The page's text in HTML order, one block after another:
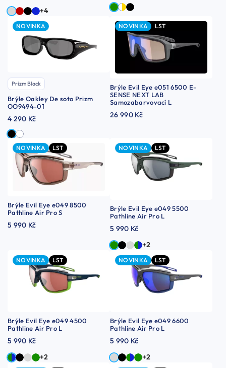
+4
NOVINKA
Prizm Black
Brýle Oakley De soto Prizm
OO9494-01
4 290 Kč
NOVINKA LST
Brýle Evil Eye e051 6500 E-
SENSE NEXT LAB
Samozabarvovací L
26 990 Kč
NOVINKA LST
Brýle Evil Eye e049 8500
Pathline Air Pro S
5 990 Kč
NOVINKA LST
Brýle Evil Eye e049 5500
Pathline Air Pro L
5 990 Kč
+2
NOVINKA LST
Brýle Evil Eye e049 4500
Pathline Air Pro L
5 990 Kč
+2
NOVINKA LST
Brýle Evil Eye e049 6600
Pathline Air Pro L
5 990 Kč
+2